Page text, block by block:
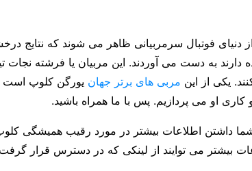
دنیای فوتبال سرمربیانی ظاهر می شوند که نتایج
دارند به دست می آوردند. این مربیان یا فرشته نجات
یکی از این مربی های برتر جهان یورگن کلوپ است
او می پردازیم. پس با ما همراه باشید.
داشتن اطلاعات بیشتر در مورد رقیب همیشگی
بیشتر می توایند از لینکی که در دسترس قرار